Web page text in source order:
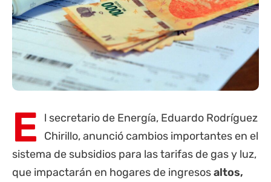
E
l secretario de Energía, Eduardo Rodríguez
Chirillo, anunció cambios importantes en el
sistema de subsidios para las tarifas de gas y luz,
que impactarán en hogares de ingresosaltos,